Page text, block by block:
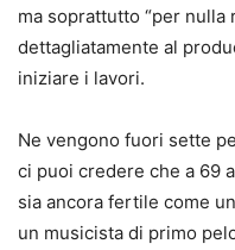
ma soprattutto “per nulla
dettagliatamente al
iniziare i lavori.
Ne vengono fuori sette
ci puoi credere che a 69
sia ancora fertile come
un musicista di primo